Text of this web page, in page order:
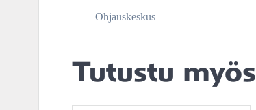
Ohjauskeskus
Tutustu myös